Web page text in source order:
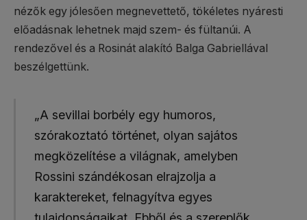
nézők egy jólesően megnevettető, tökéletes nyáresti
előadásnak lehetnek majd szem- és fültanúi. A
rendezővel és a Rosinát alakító Balga Gabriellával
beszélgettünk.
„A sevillai borbély egy humoros,
szórakoztató történet, olyan sajátos
megközelítése a világnak, amelyben
Rossini szándékosan elrajzolja a
karaktereket, felnagyítva egyes